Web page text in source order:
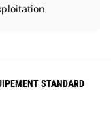
STANDARD